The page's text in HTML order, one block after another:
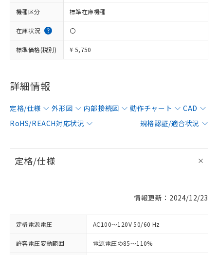
機種区分 標準在庫機種
在庫状況 〇
標準価格(税別) ¥ 5,750
詳細情報
定格/仕様 外形図 内部接続図 動作チャート
CAD
RoHS/REACH対応状況
規格認証/適合状況
定格/仕様
情報更新：2024/12/23
定格電源電圧 AC100～120V 50/60 Hz
許容電圧変動範囲 電源電圧の85～110%